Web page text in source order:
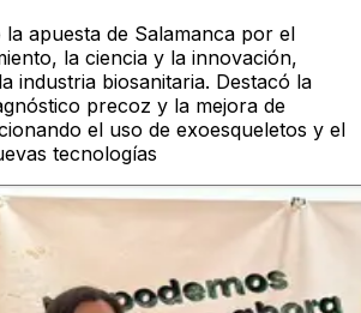
apuesta de Salamanca por el
la ciencia y la innovación,
industria biosanitaria. Destacó la
precoz y la mejora de
el uso de exoesqueletos y el
tecnologías